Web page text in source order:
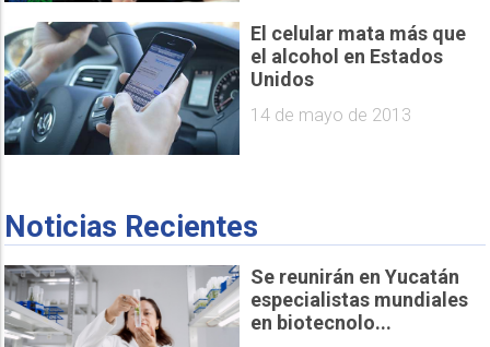
El celular mata más que
el alcohol en Estados
Unidos
14 de mayo de 2013
Noticias Recientes
Se reunirán en Yucatán
especialistas mundiales
en biotecnolo...